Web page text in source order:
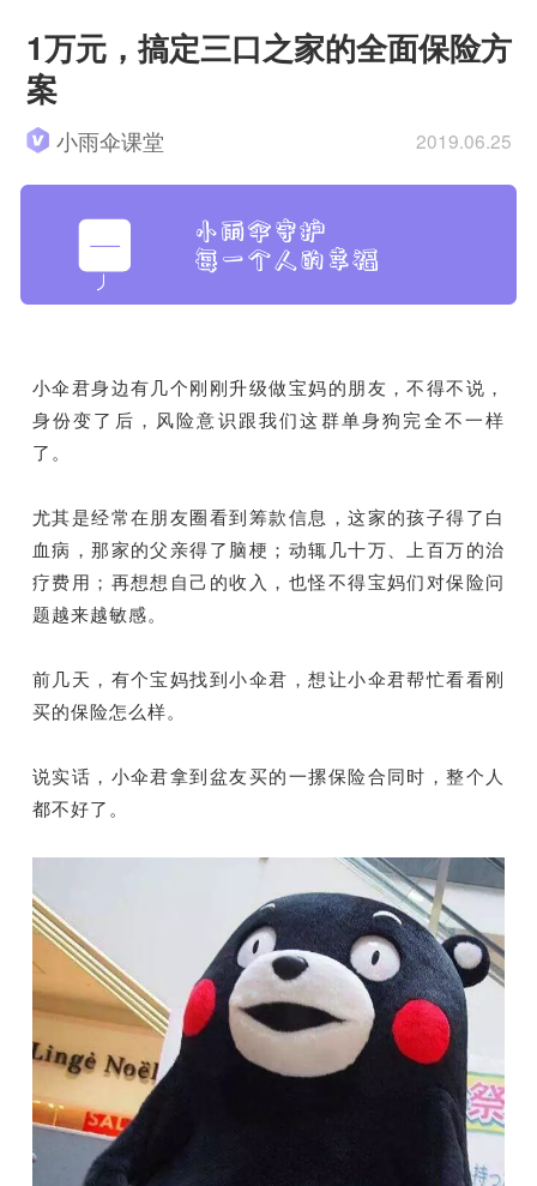
1万元，搞定三口之家的全面保险方
案
小雨伞课堂 2019.06.25
小伞君身边有几个刚刚升级做宝妈的朋友，不得不说，
身份变了后，风险意识跟我们这群单身狗完全不一样
了。
尤其是经常在朋友圈看到筹款信息，这家的孩子得了白
血病，那家的父亲得了脑梗；动辄几十万、上百万的治
疗费用；再想想自己的收入，也怪不得宝妈们对保险问
题越来越敏感。
前几天，有个宝妈找到小伞君，想让小伞君帮忙看看刚
买的保险怎么样。
说实话，小伞君拿到盆友买的一摞保险合同时，整个人
都不好了。